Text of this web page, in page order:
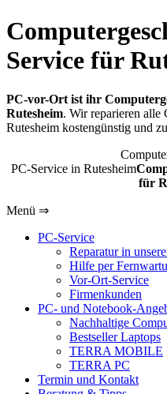
Service für
PC-vor-Ort ist ihr
Rutesheim. Wir reparieren alle
Rutesheim kostengünstig und
PC-Service in Rutesheim
für
Menü ⇒
PC-Service
Reparatur in
Hilfe per
Vor-Ort-Service
Firmenkunden
PC- und Notebook-
Nachhaltige
Bestseller Laptops
TERRA MOBILE
TERRA PC
Termin und Kontakt